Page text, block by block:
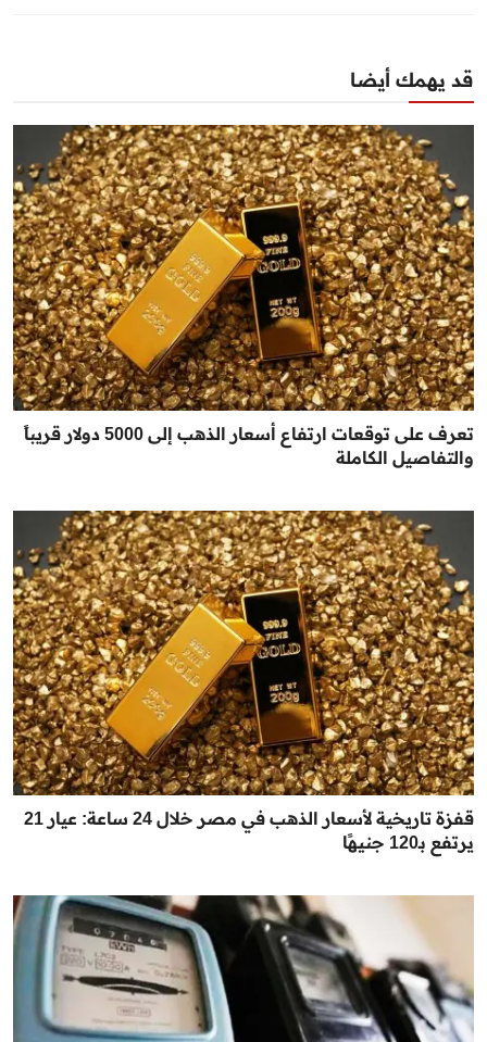
قد يهمك أيضا
تعرف على توقعات ارتفاع أسعار الذهب إلى 5000 دولار قريباً
والتفاصيل الكاملة
قفزة تاريخية لأسعار الذهب في مصر خلال 24 ساعة: عيار 21
يرتفع بـ120 جنيهًا